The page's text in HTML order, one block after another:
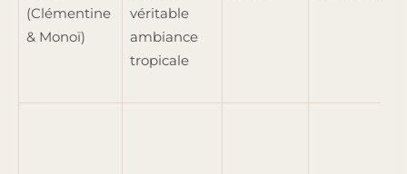
(Clémentine
& Monoï)
véritable
ambiance
tropicale